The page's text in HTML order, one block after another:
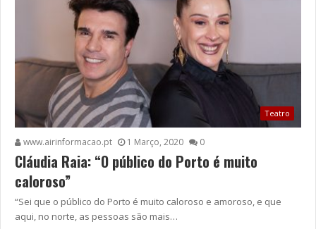
Teatro
www.airinformacao.pt 1 Março, 2020 0
Cláudia Raia: “O público do Porto é muito
caloroso”
“Sei que o público do Porto é muito caloroso e amoroso, e que
aqui, no norte, as pessoas são mais…